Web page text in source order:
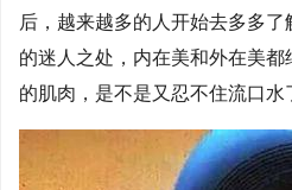
后，越来越多的人开始去多多
的迷人之处，内在美和外在美
的肌肉，是不是又忍不住流口水